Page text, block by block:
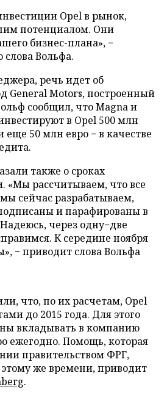
Opel в рынок,
потенциалом. Они
бизнес-плана», −
слова Вольфа.
речь идет об
General Motors, построенный
сообщил, что Magna и
в Opel 500 млн
еще 50 млн евро − в качестве
также о сроках
«Мы рассчитываем, что все
сейчас разрабатываем,
и парафированы в
через одну−две
К середине ноября
− приводит слова Вольфа
что, по их расчетам, Opel
до 2015 года. Для этого
вкладывать в компанию
ежегодно. Помощь, которая
правительством ФРГ,
же времени, приводит
.